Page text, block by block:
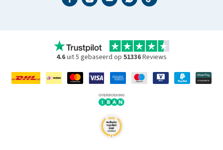
4.6uit 5 gebaseerd op 51336Reviews